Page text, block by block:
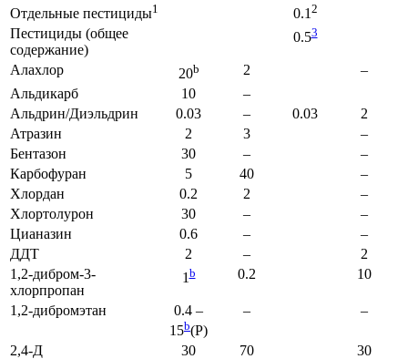
Отдельные пестициды1 0.1 2
Пестициды (общее
содержание)
0.53
Алахлор 20b 2
–
Альдикарб
10
–
Альдрин/Диэльдрин
0.03 – 0.03
2
Атразин
2 3
–
Бентазон
30 –
–
Карбофуран
5 40
–
Хлордан
0.2 2
–
Хлортолурон
30 –
–
Цианазин
0.6 –
–
ДДТ
2 –
2
1,2-дибром-3-
хлорпропан
1b 0.2 10
1,2-дибромэтан
0.4 –
15b(P)
– –
2,4-Д 30 70
30